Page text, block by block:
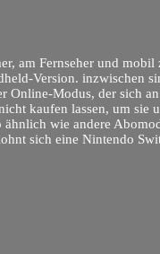
am Fernseher und
Version. inzwischen
Online-Modus, der sich
kaufen lassen, um sie
wie andere
sich eine Nintendo